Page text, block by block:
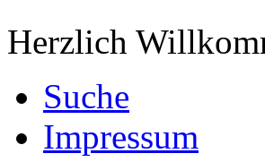
Herzlich
Suche
Impressum